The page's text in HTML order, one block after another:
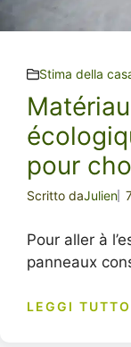
Stima della
pour
Scritto daJulien
Pour aller à
panneaux
LEGGI TUTTO